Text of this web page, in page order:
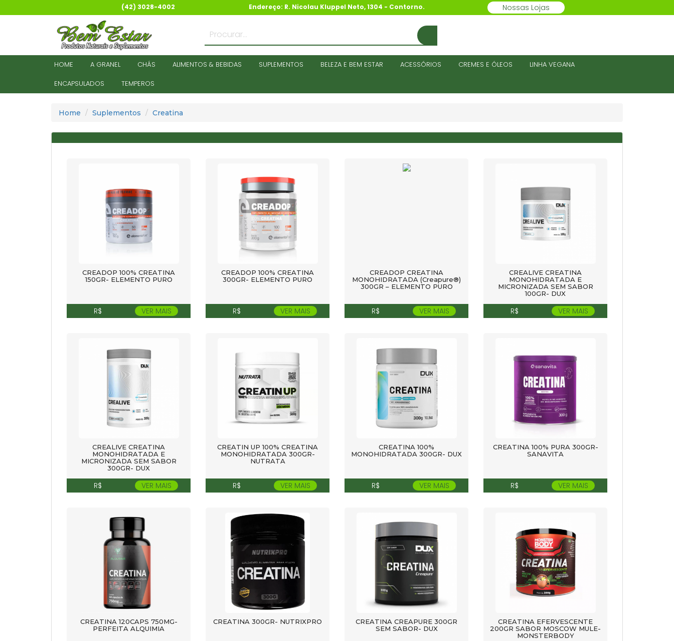
(42) 3028-4002 Endereço: R. Nicolau Kluppel Neto, 1304 - Contorno. Nossas Lojas
HOME A GRANEL CHÁS ALIMENTOS & BEBIDAS SUPLEMENTOS BELEZA E BEM ESTAR ACESSÓRIOS CREMES E ÓLEOS
LINHA VEGANA
ENCAPSULADOS
TEMPEROS
Home Suplementos Creatina
CREADOP 100% CREATINA
150GR- ELEMENTO PURO
R$ VER MAIS
CREADOP 100% CREATINA
300GR- ELEMENTO PURO
R$ VER MAIS
CREADOP CREATINA
MONOHIDRATADA (Creapure®)
300GR – ELEMENTO PURO
R$ VER MAIS
CREALIVE CREATINA
MONOHIDRATADA E
MICRONIZADA SEM SABOR
100GR- DUX
R$ VER MAIS
CREALIVE CREATINA
MONOHIDRATADA E
MICRONIZADA SEM SABOR
300GR- DUX
R$ VER MAIS
CREATIN UP 100% CREATINA
MONOHIDRATADA 300GR-
NUTRATA
R$ VER MAIS
CREATINA 100%
MONOHIDRATADA 300GR- DUX
R$ VER MAIS
CREATINA 100% PURA 300GR-
SANAVITA
R$ VER MAIS
CREATINA 120CAPS 750MG-
PERFEITA ALQUIMIA
CREATINA 300GR- NUTRIXPRO
CREATINA CREAPURE 300GR
SEM SABOR- DUX
CREATINA EFERVESCENTE
200GR SABOR MOSCOW MULE-
MONSTERBODY